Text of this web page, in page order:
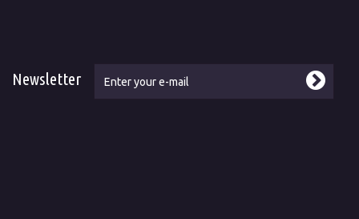
Newsletter